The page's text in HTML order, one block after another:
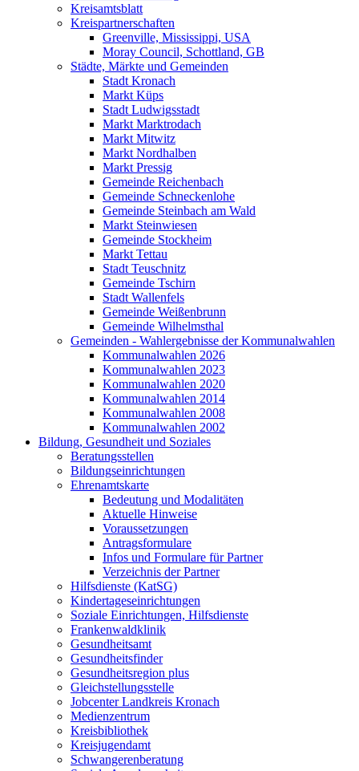
Kreisamtsblatt
Kreispartnerschaften
Greenville, Mississippi, USA
Moray Council, Schottland, GB
Städte, Märkte und Gemeinden
Stadt Kronach
Markt Küps
Stadt Ludwigsstadt
Markt Marktrodach
Markt Mitwitz
Markt Nordhalben
Markt Pressig
Gemeinde Reichenbach
Gemeinde Schneckenlohe
Gemeinde Steinbach am Wald
Markt Steinwiesen
Gemeinde Stockheim
Markt Tettau
Stadt Teuschnitz
Gemeinde Tschirn
Stadt Wallenfels
Gemeinde Weißenbrunn
Gemeinde Wilhelmsthal
Gemeinden - Wahlergebnisse der Kommunalwahlen
Kommunalwahlen 2026
Kommunalwahlen 2023
Kommunalwahlen 2020
Kommunalwahlen 2014
Kommunalwahlen 2008
Kommunalwahlen 2002
Bildung, Gesundheit und Soziales
Beratungsstellen
Bildungseinrichtungen
Ehrenamtskarte
Bedeutung und Modalitäten
Aktuelle Hinweise
Voraussetzungen
Antragsformulare
Infos und Formulare für Partner
Verzeichnis der Partner
Hilfsdienste (KatSG)
Kindertageseinrichtungen
Soziale Einrichtungen, Hilfsdienste
Frankenwaldklinik
Gesundheitsamt
Gesundheitsfinder
Gesundheitsregion plus
Gleichstellungsstelle
Jobcenter Landkreis Kronach
Medienzentrum
Kreisbibliothek
Kreisjugendamt
Schwangerenberatung